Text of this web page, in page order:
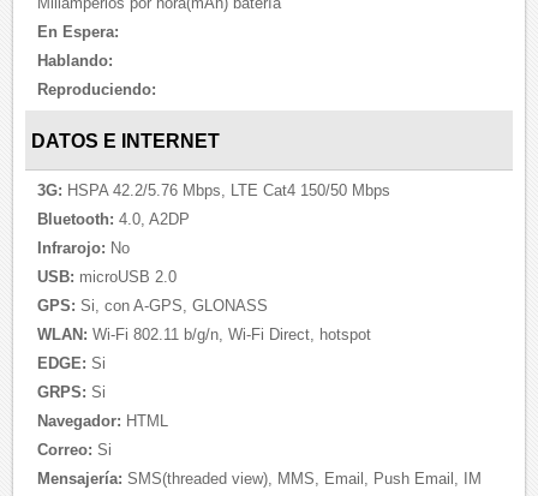
En Espera:
Hablando:
Reproduciendo:
DATOS E INTERNET
3G: HSPA 42.2/5.76 Mbps, LTE Cat4 150/50 Mbps
Bluetooth: 4.0, A2DP
Infrarojo: No
USB: microUSB 2.0
GPS: Si, con A-GPS, GLONASS
WLAN: Wi-Fi 802.11 b/g/n, Wi-Fi Direct, hotspot
EDGE: Si
GRPS: Si
Navegador: HTML
Correo: Si
Mensajería: SMS(threaded view), MMS, Email, Push Email, IM